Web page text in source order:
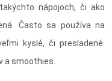
nápojoch, či ako
Často sa používa na
kyslé, či presladené.
a smoothies.